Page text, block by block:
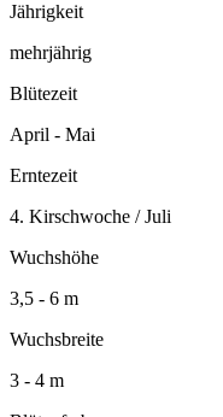
Jährigkeit
mehrjährig
Blütezeit
April - Mai
Erntezeit
4. Kirschwoche / Juli
Wuchshöhe
3,5 - 6 m
Wuchsbreite
3 - 4 m